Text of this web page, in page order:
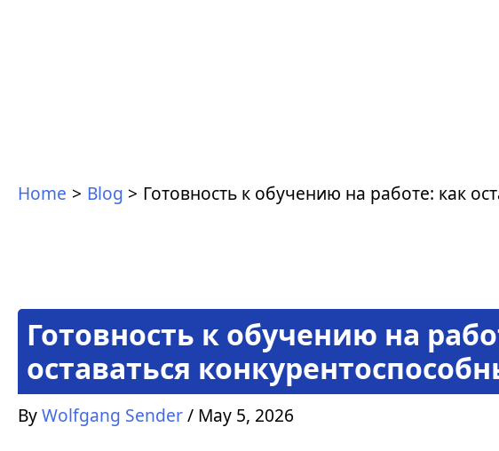
Home Blog Готовность к обучению на работе: как
Готовность к обучению на
оставаться
ByWolfgang Sender/ May 5, 2026